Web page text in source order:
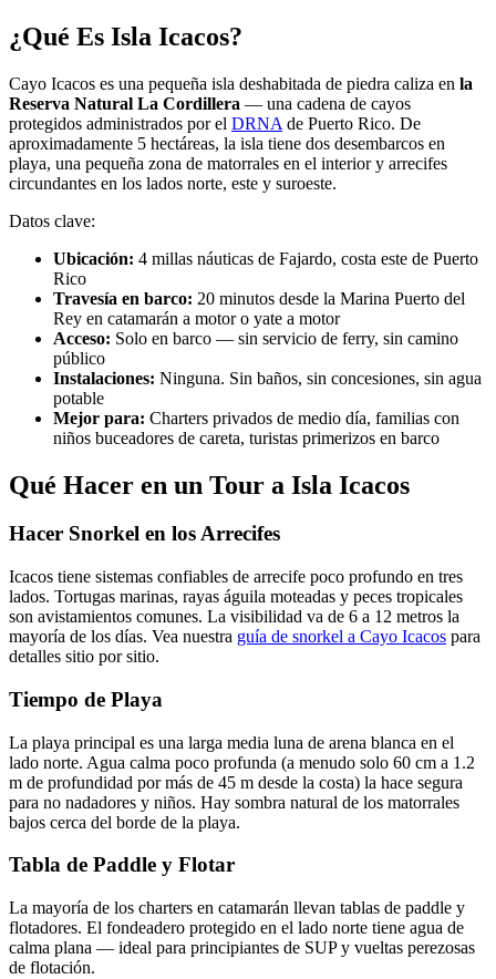
¿Qué Es Isla Icacos?
Cayo Icacos es una pequeña isla deshabitada de piedra caliza en la
Reserva Natural La Cordillera — una cadena de cayos
protegidos administrados por el DRNA de Puerto Rico. De
aproximadamente 5 hectáreas, la isla tiene dos desembarcos en
playa, una pequeña zona de matorrales en el interior y arrecifes
circundantes en los lados norte, este y suroeste.
Datos clave:
Ubicación: 4 millas náuticas de Fajardo, costa este de Puerto
Rico
Travesía en barco: 20 minutos desde la Marina Puerto del
Rey en catamarán a motor o yate a motor
Acceso: Solo en barco — sin servicio de ferry, sin camino
público
Instalaciones: Ninguna. Sin baños, sin concesiones, sin agua
potable
Mejor para: Charters privados de medio día, familias con
niños buceadores de careta, turistas primerizos en barco
Qué Hacer en un Tour a Isla Icacos
Hacer Snorkel en los Arrecifes
Icacos tiene sistemas confiables de arrecife poco profundo en tres
lados. Tortugas marinas, rayas águila moteadas y peces tropicales
son avistamientos comunes. La visibilidad va de 6 a 12 metros la
mayoría de los días. Vea nuestra guía de snorkel a Cayo Icacos para
detalles sitio por sitio.
Tiempo de Playa
La playa principal es una larga media luna de arena blanca en el
lado norte. Agua calma poco profunda (a menudo solo 60 cm a 1.2
m de profundidad por más de 45 m desde la costa) la hace segura
para no nadadores y niños. Hay sombra natural de los matorrales
bajos cerca del borde de la playa.
Tabla de Paddle y Flotar
La mayoría de los charters en catamarán llevan tablas de paddle y
flotadores. El fondeadero protegido en el lado norte tiene agua de
calma plana — ideal para principiantes de SUP y vueltas perezosas
de flotación.